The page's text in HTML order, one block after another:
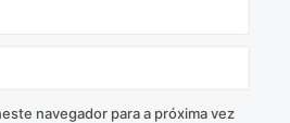
navegador para a próxima vez